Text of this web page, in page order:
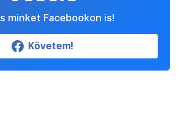
minket Facebookon is!
Követem!